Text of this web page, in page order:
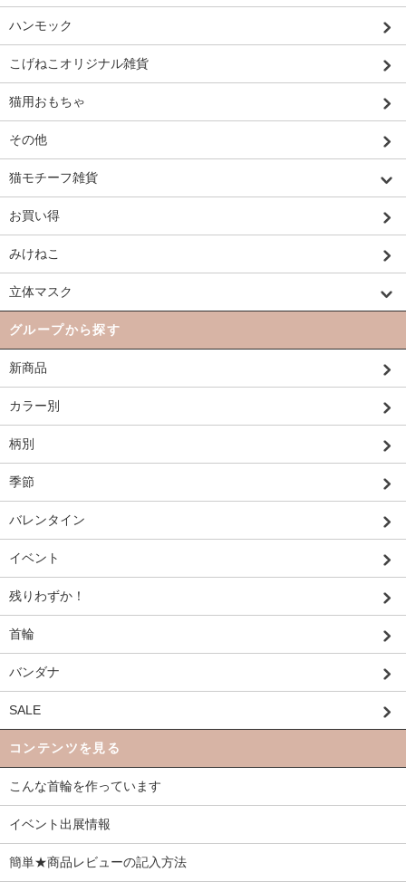
ハンモック
こげねこオリジナル雑貨
猫用おもちゃ
その他
猫モチーフ雑貨
お買い得
みけねこ
立体マスク
グループから探す
新商品
カラー別
柄別
季節
バレンタイン
イベント
残りわずか！
首輪
バンダナ
SALE
コンテンツを見る
こんな首輪を作っています
イベント出展情報
簡単★商品レビューの記入方法